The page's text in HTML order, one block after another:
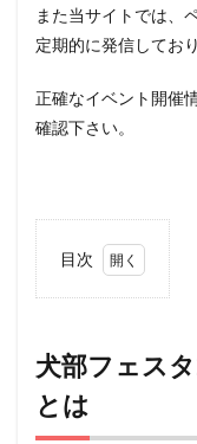
また当サイトでは、
定期的に発信してお
正確なイベント開催
確認下さい。
目次
スタ
2021
in 市
原住
宅公
犬部フェス
とは